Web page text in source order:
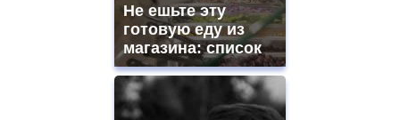
Не ешьте эту
готовую еду из
магазина: список